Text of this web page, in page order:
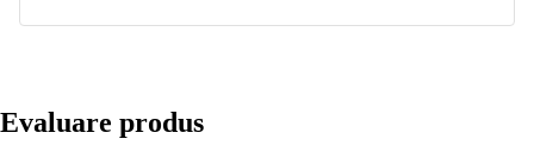
Evaluare produs